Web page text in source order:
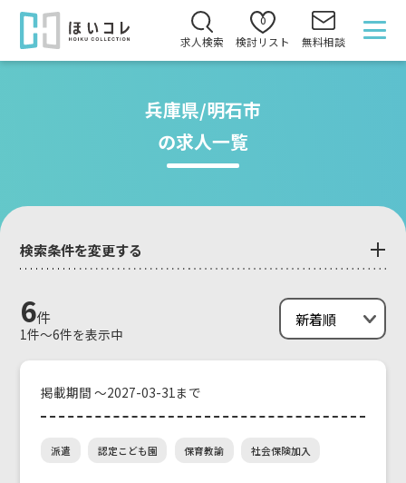
求人検索
0
検討リスト 無料相談
兵庫県/明石市
の求人一覧
検索条件を変更する
6件
1件～6件を表示中
掲載期間 ～2027-03-31まで
派遣 認定こども園 保育教諭 社会保険加入